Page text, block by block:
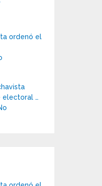
ordenó el
electoral …